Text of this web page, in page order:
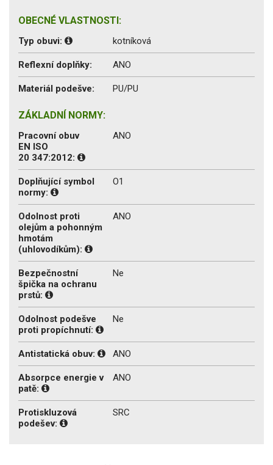
OBECNÉ VLASTNOSTI:
Typ obuvi: kotníková
Reflexní doplňky: ANO
Materiál podešve: PU/PU
ZÁKLADNÍ NORMY:
Pracovní obuv
EN ISO
20 347:2012:
ANO
Doplňující symbol
normy:
O1
Odolnost proti
olejům a pohonným
hmotám
(uhlovodíkům):
ANO
Bezpečnostní
špička na ochranu
prstů:
Ne
Odolnost podešve
proti propíchnutí:
Ne
Antistatická obuv: ANO
Absorpce energie v
patě:
ANO
Protiskluzová
podešev:
SRC